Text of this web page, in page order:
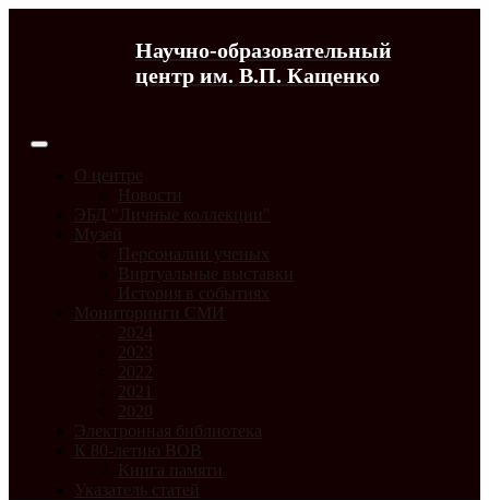
Научно-образовательный
центр им. В.П. Кащенко
О центре
Новости
ЭБД "Личные коллекции"
Музей
Персоналии ученых
Виртуальные выставки
История в событиях
Мониторинги СМИ
2024
2023
2022
2021
2020
Электронная библиотека
К 80-летию ВОВ
Книга памяти
Указатель статей